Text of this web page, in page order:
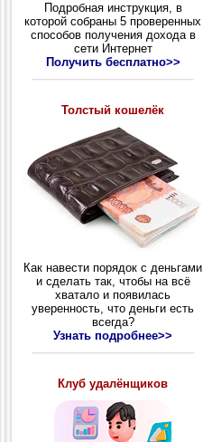
Подробная инструкция, в
которой собраны 5 проверенных
способов получения дохода в
сети Интернет
Получить бесплатно>>
Толстый кошелёк
Как навести порядок с деньгами
и сделать так, чтобы на всё
хватало и появилась
уверенность, что деньги есть
всегда?
Узнать подробнее>>
Клуб удалёнщиков